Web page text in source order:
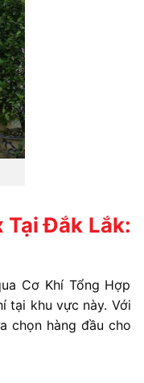
Tại Đắk Lắk:
Cơ Khí Tổng Hợp
tại khu vực này. Với
chọn hàng đầu cho